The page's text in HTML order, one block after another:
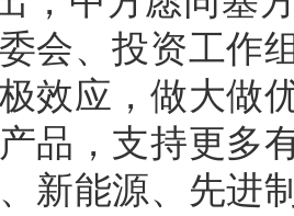
会、投资工作
效应，做大做
品，支持更多
新能源、先进